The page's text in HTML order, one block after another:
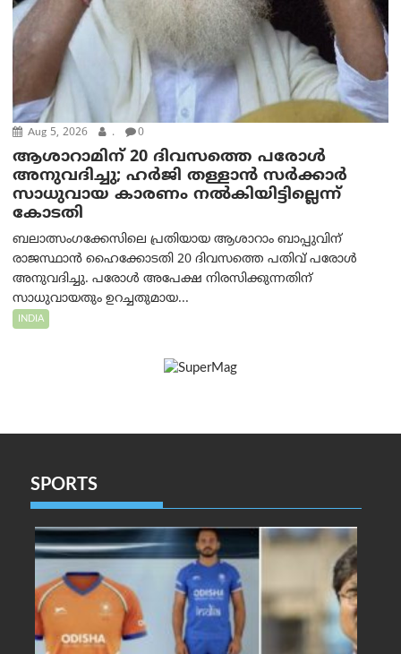
Aug 5, 2026 . 0
ആശാറാമിന് 20 ദിവസത്തെ പരോൾ
അനുവദിച്ചു; ഹർജി തള്ളാൻ സർക്കാർ
സാധുവായ കാരണം നൽകിയിട്ടില്ലെന്ന്
കോടതി
ബലാത്സംഗക്കേസിലെ പ്രതിയായ ആശാറാം ബാപ്പുവിന്
രാജസ്ഥാൻ ഹൈക്കോടതി 20 ദിവസത്തെ പതിവ് പരോൾ
അനുവദിച്ചു. പരോൾ അപേക്ഷ നിരസിക്കുന്നതിന്
സാധുവായതും ഉറച്ചതുമായ...
INDIA
SPORTS